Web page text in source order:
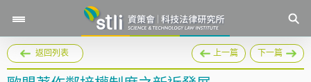
返回列表 上一篇 下一篇